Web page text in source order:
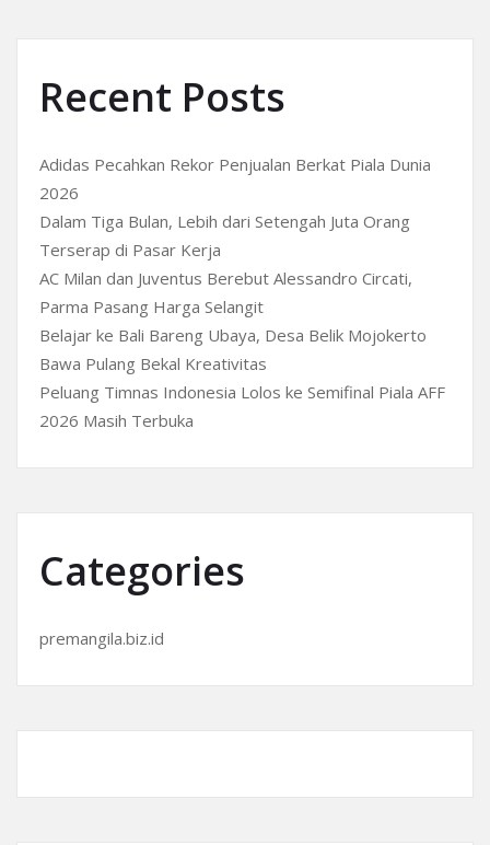
Recent Posts
Adidas Pecahkan Rekor Penjualan Berkat Piala Dunia
2026
Dalam Tiga Bulan, Lebih dari Setengah Juta Orang
Terserap di Pasar Kerja
AC Milan dan Juventus Berebut Alessandro Circati,
Parma Pasang Harga Selangit
Belajar ke Bali Bareng Ubaya, Desa Belik Mojokerto
Bawa Pulang Bekal Kreativitas
Peluang Timnas Indonesia Lolos ke Semifinal Piala AFF
2026 Masih Terbuka
Categories
premangila.biz.id